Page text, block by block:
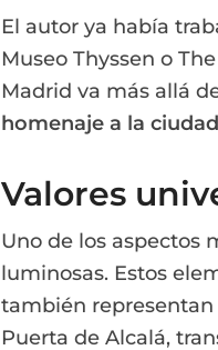
El autor ya había
Museo Thyssen o
Madrid va más allá
homenaje a la
Valores
Uno de los aspectos
luminosas. Estos
también representan
Puerta de Alcalá,